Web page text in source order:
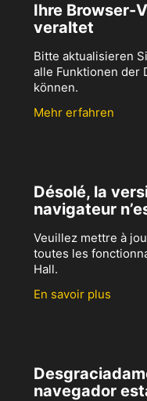
Ihre Browser-
veraltet
Bitte aktualisieren
alle Funktionen der
können.
Mehr erfahren
Désolé, la
navigateur
Veuillez mettre à
toutes les
Hall.
En savoir plus
navegador